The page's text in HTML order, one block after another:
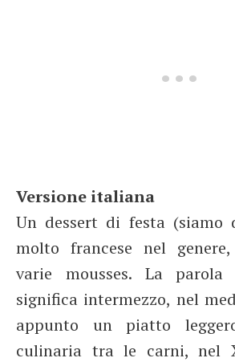
Versione italiana
Un dessert di festa (siamo
molto francese nel
varie mousses. La
significa intermezzo, nel
appunto un piatto
culinaria tra le carni, nel